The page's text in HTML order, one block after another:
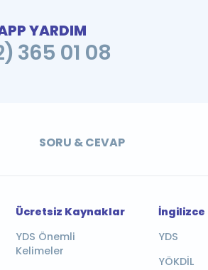
YARDIM
365 01 08
SORU & CEVAP
Ücretsiz Kaynaklar
YDS Önemli
Kelimeler
İngilizce
YDS
YÖKDİL